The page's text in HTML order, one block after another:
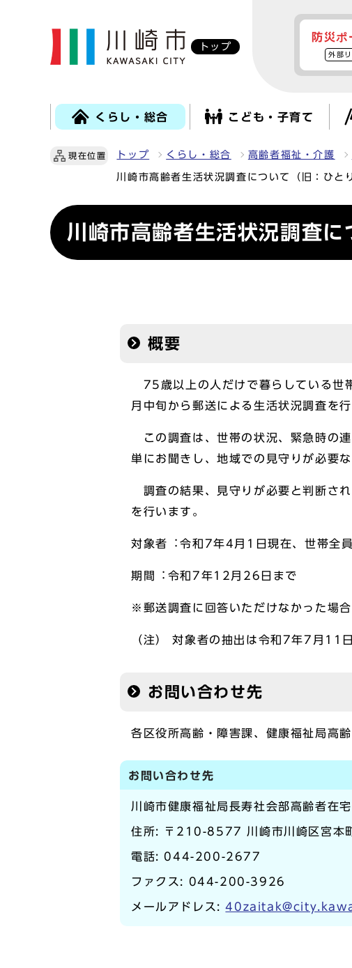
トップ
防災ポ
外部
くらし・総合 こども・子育て
現在位置 トップ くらし・総合 高齢者福祉・介護
川崎市高齢者生活状況調査について（旧：ひと
川崎市高齢者生活状況調査
概要
75歳以上の人だけで暮らしている世
月中旬から郵送による生活状況調査を行
この調査は、世帯の状況、緊急時の
単にお聞きし、地域での見守りが必要
調査の結果、見守りが必要と判断さ
を行います。
対象者︓令和7年4月1日現在、世帯全
期間︓令和7年12月26日まで
※郵送調査に回答いただけなかった場
（注） 対象者の抽出は令和7年7月11
お問い合わせ先
各区役所高齢・障害課、健康福祉局高
お問い合わせ先
川崎市健康福祉局長寿社会部高齢者在
住所: 〒210-8577 川崎市川崎区宮本
電話: 044-200-2677
ファクス: 044-200-3926
メールアドレス: